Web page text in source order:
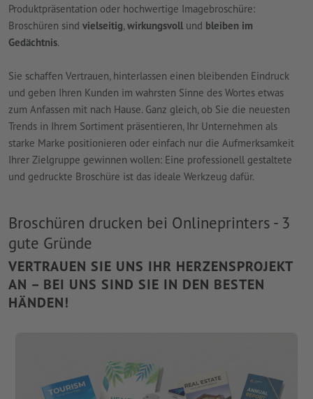
Produktpräsentation oder hochwertige Imagebroschüre:
Broschüren sind vielseitig, wirkungsvoll und bleiben im
Gedächtnis.
Sie schaffen Vertrauen, hinterlassen einen bleibenden Eindruck
und geben Ihren Kunden im wahrsten Sinne des Wortes etwas
zum Anfassen mit nach Hause. Ganz gleich, ob Sie die neuesten
Trends in Ihrem Sortiment präsentieren, Ihr Unternehmen als
starke Marke positionieren oder einfach nur die Aufmerksamkeit
Ihrer Zielgruppe gewinnen wollen: Eine professionell gestaltete
und gedruckte Broschüre ist das ideale Werkzeug dafür.
Broschüren drucken bei Onlineprinters - 3
gute Gründe
VERTRAUEN SIE UNS IHR HERZENSPROJEKT
AN – BEI UNS SIND SIE IN DEN BESTEN
HÄNDEN!